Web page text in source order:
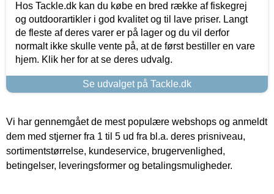
Hos Tackle.dk kan du købe en bred række af fiskegrej
og outdoorartikler i god kvalitet og til lave priser. Langt
de fleste af deres varer er på lager og du vil derfor
normalt ikke skulle vente på, at de først bestiller en vare
hjem. Klik her for at se deres udvalg.
Se udvalget på Tackle.dk
Vi har gennemgået de mest populære webshops og anmeldt
dem med stjerner fra 1 til 5 ud fra bl.a. deres prisniveau,
sortimentstørrelse, kundeservice, brugervenlighed,
betingelser, leveringsformer og betalingsmuligheder.